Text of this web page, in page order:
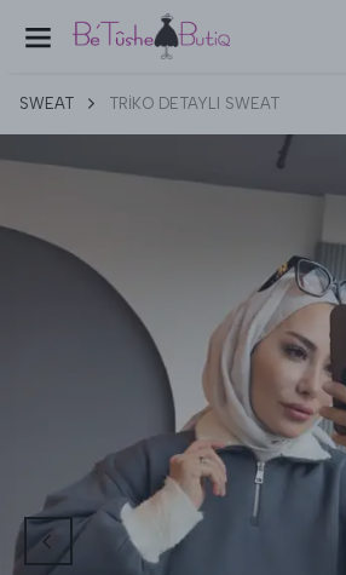
SWEAT TRİKO DETAYLI SWEAT